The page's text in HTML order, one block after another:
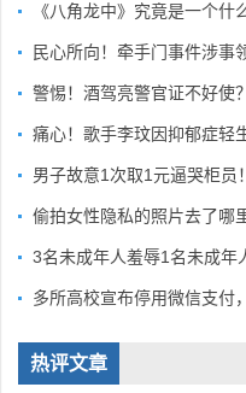
《八角龙中》究竟是一个什
民心所向！牵手门事件涉事
警惕！酒驾亮警官证不好使
痛心！歌手李玟因抑郁症轻
男子故意1次取1元逼哭柜员
偷拍女性隐私的照片去了哪
3名未成年人羞辱1名未成年
多所高校宣布停用微信支付
热评文章